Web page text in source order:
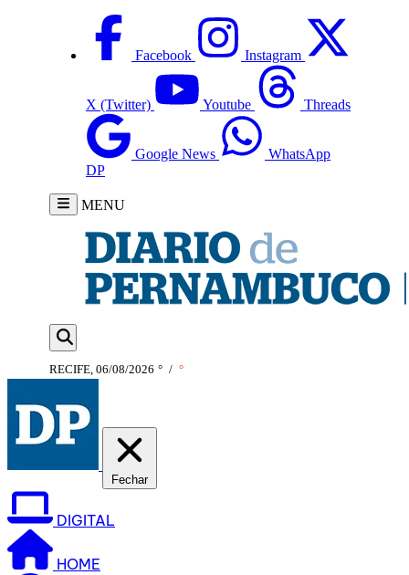
Facebook Instagram
X (Twitter) Youtube Threads
Google News
WhatsApp
DP
MENU
RECIFE, 06/08/2026 ° / °
Fechar
DIGITAL
HOME